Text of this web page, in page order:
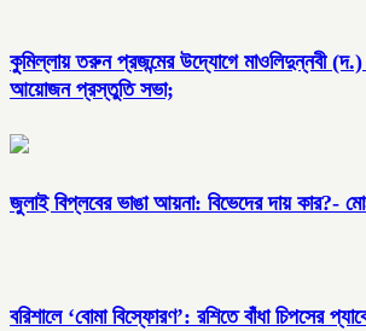
কুমিল্লায় তরুন প্রজন্মের উদ্যোগে মাওলিদুন্নবী (দ.)
আয়োজন প্রস্তুতি সভা;
জুলাই বিপ্লবের ভাঙা আয়না: বিভেদের দায় কার?-
বরিশালে ‘বোমা বিস্ফোরণ’: রশিতে বাঁধা চিপসের